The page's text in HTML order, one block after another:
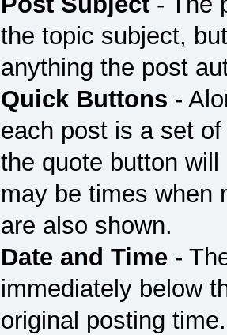
the topic subject,
anything the post
Quick Buttons -
each post is a set
the quote button
may be times when
are also shown.
Date and Time-
immediately below
original posting